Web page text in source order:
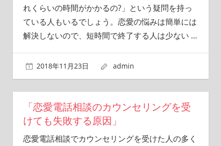
れくらいの時間がかかるの?」という疑問を持っ
ている人もいるでしょう。恋愛の悩みは簡単には
解決しないので、短時間で終了する人は少ない …
2018年11月23日 admin
「恋愛電話相談のカウンセリングを受
けても失敗する原因」
恋愛電話相談でカウンセリングを受けた人の多く